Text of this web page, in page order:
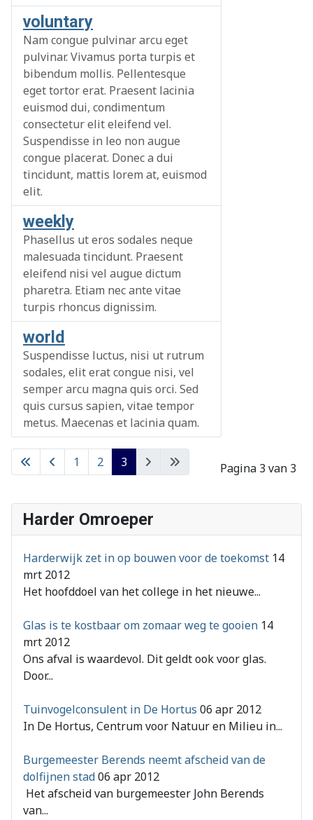
voluntary
Nam congue pulvinar arcu eget
pulvinar. Vivamus porta turpis et
bibendum mollis. Pellentesque
eget tortor erat. Praesent lacinia
euismod dui, condimentum
consectetur elit eleifend vel.
Suspendisse in leo non augue
congue placerat. Donec a dui
tincidunt, mattis lorem at, euismod
elit.
weekly
Phasellus ut eros sodales neque
malesuada tincidunt. Praesent
eleifend nisi vel augue dictum
pharetra. Etiam nec ante vitae
turpis rhoncus dignissim.
world
Suspendisse luctus, nisi ut rutrum
sodales, elit erat congue nisi, vel
semper arcu magna quis orci. Sed
quis cursus sapien, vitae tempor
metus. Maecenas et lacinia quam.
Pagina 3 van 3
1 2 3
Harder Omroeper
Harderwijk zet in op bouwen voor de toekomst 14
mrt 2012
Het hoofddoel van het college in het nieuwe...
Glas is te kostbaar om zomaar weg te gooien 14
mrt 2012
Ons afval is waardevol. Dit geldt ook voor glas.
Door...
Tuinvogelconsulent in De Hortus 06 apr 2012
In De Hortus, Centrum voor Natuur en Milieu in...
Burgemeester Berends neemt afscheid van de
dolfijnen stad06 apr 2012
Het afscheid van burgemeester John Berends
van...